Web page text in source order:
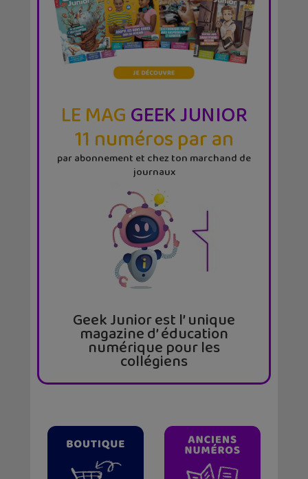
LE MAGGEEK JUNIOR
11 numéros par an
par abonnement et chez ton marchand de
journaux
Geek Junior est l’ unique
magazine d’ éducation
numérique pour les
collégiens